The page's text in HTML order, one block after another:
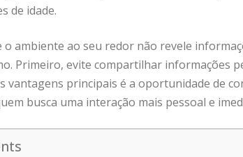
de idade.
o ambiente ao seu redor não revele
Primeiro, evite compartilhar informações
vantagens principais é a oportunidade de
busca uma interação mais pessoal e